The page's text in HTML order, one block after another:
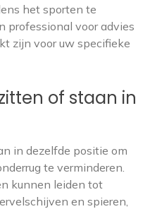
het sporten te
professional voor advies
zijn voor uw specifieke
of staan in
in dezelfde positie om
te verminderen.
kunnen leiden tot
en spieren,